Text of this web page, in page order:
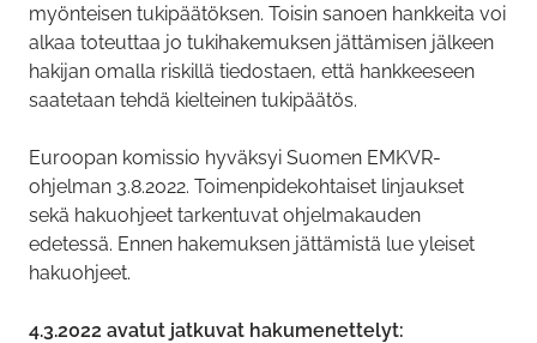
myönteisen tukipäätöksen. Toisin sanoen hankkeita voi
alkaa toteuttaa jo tukihakemuksen jättämisen jälkeen
hakijan omalla riskillä tiedostaen, että hankkeeseen
saatetaan tehdä kielteinen tukipäätös.
Euroopan komissio hyväksyi Suomen EMKVR-
ohjelman 3.8.2022. Toimenpidekohtaiset linjaukset
sekä hakuohjeet tarkentuvat ohjelmakauden
edetessä. Ennen hakemuksen jättämistä lue yleiset
hakuohjeet.
4.3.2022 avatut jatkuvat hakumenettelyt: